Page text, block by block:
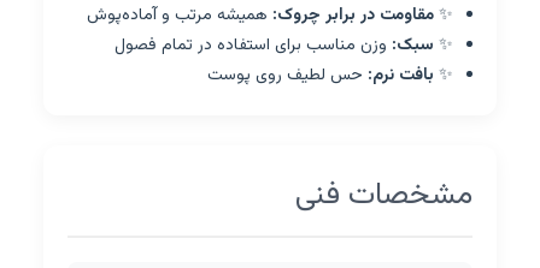
✨مقاومت در برابر چروک: همیشه مرتب و آماده‌پوش
✨ سبک: وزن مناسب برای استفاده در تمام فصول
✨ بافت نرم: حس لطیف روی پوست
مشخصات فنی